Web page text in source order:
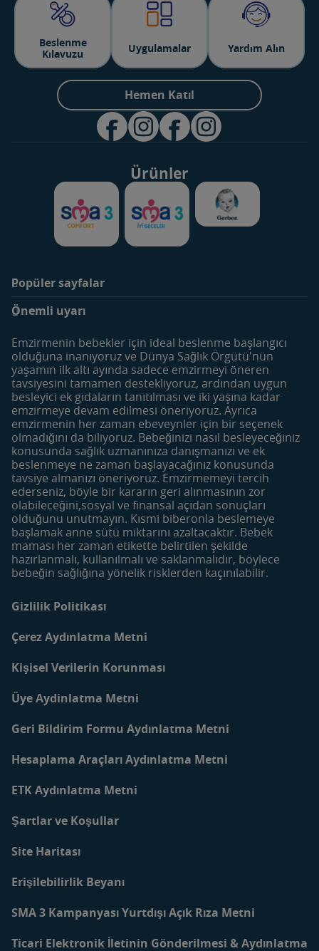
Beslenme
Kılavuzu
Uygulamalar Yardım Alın
Hemen Katıl
Ürünler
Popüler sayfalar
SMA Optipro 3
SMA Comfort 3
SMA İyi Geceler 3
Gerber
Devam Sütleri
Çocuk Devam Sütleri
Meyve ve Sebze Püreleri
Besleyici Atıştırmalıklar
Dönemler
Hamilelik Öncesi
Hamilelik
0-6 Aylık Bebek
6-12 Aylık Bebek
12-24 Aylık Bebek
Araçlar
Bebek İsim Sözlüğü
Yumurtlama Dönemi
Hesaplama
Haftalık Doğum Takvimi
Tarif Bulucu
Makale Bulucu
Faydalı İçerikler
Bebek Bakımı
Anne ve Bebekler için
Blog
Mom&Me Kulübü
Kulübü Katıl | Giriş Yap
Önemli uyarı
Emzirmenin bebekler için ideal beslenme başlangıcı
olduğuna inanıyoruz ve Dünya Sağlık Örgütü'nün
yaşamın ilk altı ayında sadece emzirmeyi öneren
tavsiyesini tamamen destekliyoruz, ardından uygun
besleyici ek gıdaların tanıtılması ve iki yaşına kadar
emzirmeye devam edilmesi öneriyoruz. Ayrıca
emzirmenin her zaman ebeveynler için bir seçenek
olmadığını da biliyoruz. Bebeğinizi nasıl besleyeceğiniz
konusunda sağlık uzmanınıza danışmanızı ve ek
beslenmeye ne zaman başlayacağınız konusunda
tavsiye almanızı öneriyoruz. Emzirmemeyi tercih
ederseniz, böyle bir kararın geri alınmasının zor
olabileceğini,sosyal ve finansal açıdan sonuçları
olduğunu unutmayın. Kısmi biberonla beslemeye
başlamak anne sütü miktarını azaltacaktır. Bebek
maması her zaman etikette belirtilen şekilde
hazırlanmalı, kullanılmalı ve saklanmalıdır, böylece
bebeğin sağlığına yönelik risklerden kaçınılabilir.
Gizlilik Politikası
Çerez Aydınlatma Metni
Kişisel Verilerin Korunması
Üye Aydinlatma Metni
Geri Bildirim Formu Aydınlatma Metni
Hesaplama Araçları Aydınlatma Metni
ETK Aydınlatma Metni
Şartlar ve Koşullar
Site Haritası
Erişilebilirlik Beyanı
SMA 3 Kampanyası Yurtdışı Açık Rıza Metni
Ticari Elektronik İletinin Gönderilmesi & Aydınlatma